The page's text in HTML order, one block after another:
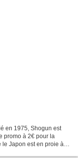
en 1975, Shogun est
promo à 2€ pour la
le Japon est en proie à